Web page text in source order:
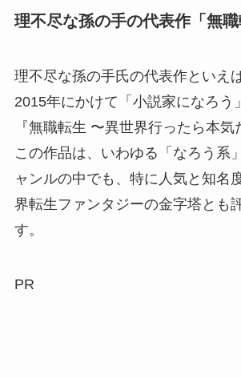
理不尽な孫の手の代表作「無職
理不尽な孫の手氏の代表作といえ
2015年にかけて「小説家になろう
『無職転生 〜異世界行ったら本気
この作品は、いわゆる「なろう系
ャンルの中でも、特に人気と知名
界転生ファンタジーの金字塔とも
す。
PR